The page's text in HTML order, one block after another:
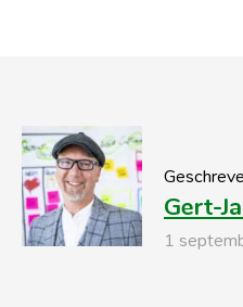
Gert-
1